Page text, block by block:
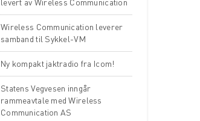
levert av Wireless Communication
Wireless Communication leverer
samband til Sykkel-VM
Ny kompakt jaktradio fra Icom!
Statens Vegvesen inngår
rammeavtale med Wireless
Communication AS